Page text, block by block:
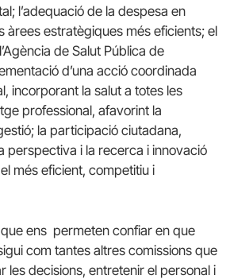
l’adequació de la despesa en
àrees estratègiques més eficients; el
de Salut Pública de
d’una acció coordinada
incorporant la salut a totes les
professional, afavorint la
la participació ciutadana,
perspectiva i la recerca i innovació
més eficient, competitiu i
ens permeten confiar en que
com tantes altres comissions que
les decisions, entretenir el personal i